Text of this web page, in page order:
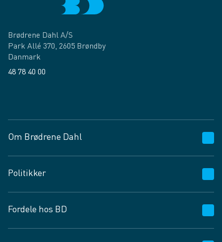
Brødrene Dahl A/S
Park Allé 370, 2605 Brøndby
Danmark
48 78 40 00
Om Brødrene Dahl
Vagttelefon 30 10 89 89
Spørgsmål og svar
Job og karriere
Fødevarekontrolrapport
Politikker
Privatlivspolitik
Cookies
Fordele hos BD